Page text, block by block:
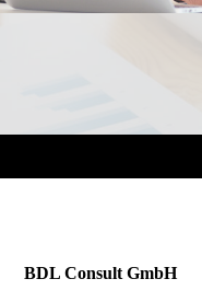
BDL Consult GmbH